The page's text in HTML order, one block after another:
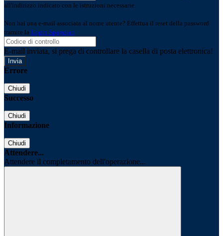
all'indirizzo indicato con le istruzioni necessarie.
Non hai una e-mail associata al nome utente? Effettua il reset della password
tramite la Login Spaggiari
E-mail inviata, si prega di controllare la casella di posta elettronica!
Errore
Chiudi
Successo
Chiudi
Informazione
Chiudi
Attendere...
Attendere il completamento dell'operazione...